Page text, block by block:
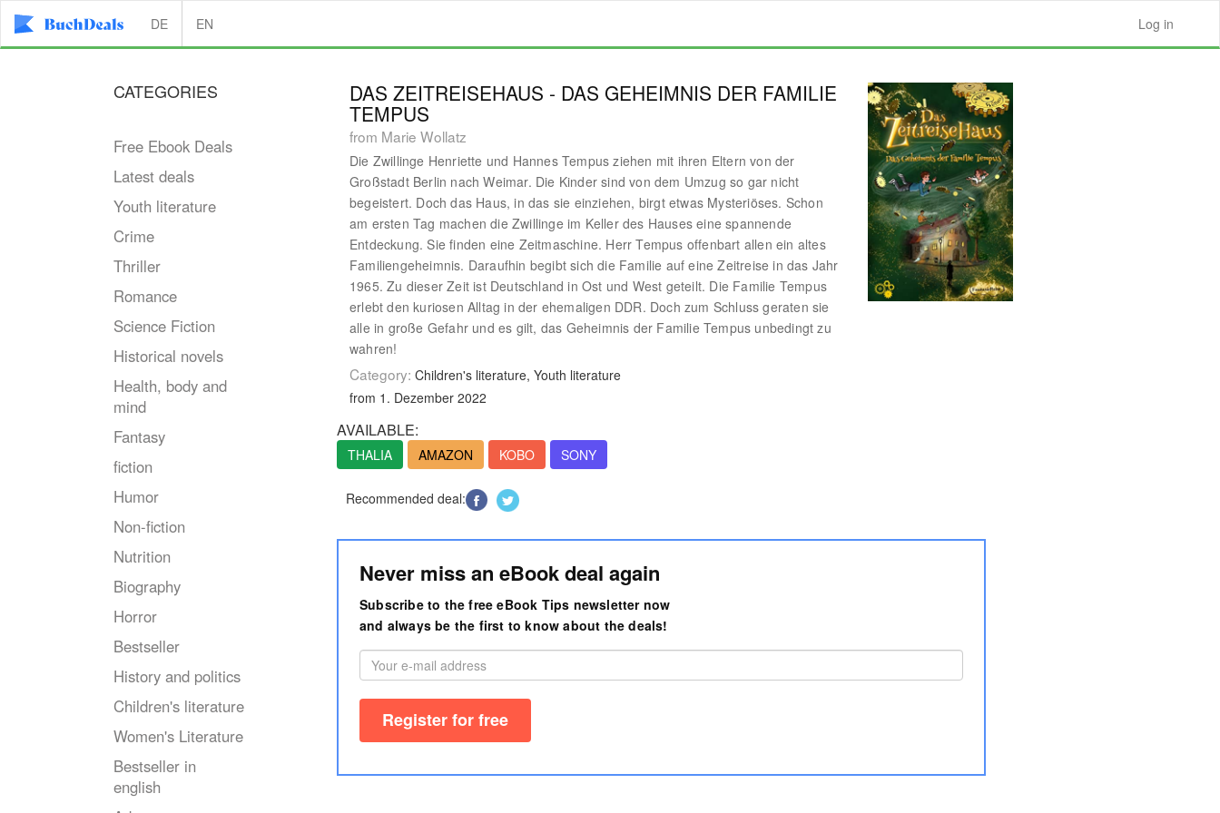
DE EN Log in
CATEGORIES
Free Ebook Deals
Latest deals
Youth literature
Crime
Thriller
Romance
Science Fiction
Historical novels
Health, body and
mind
Fantasy
fiction
Humor
Non-fiction
Nutrition
Biography
Horror
Bestseller
History and politics
Children's literature
Women's Literature
Bestseller in
english
DAS ZEITREISEHAUS - DAS GEHEIMNIS DER FAMILIE
TEMPUS
from Marie Wollatz
Die Zwillinge Henriette und Hannes Tempus ziehen mit ihren Eltern von der
Großstadt Berlin nach Weimar. Die Kinder sind von dem Umzug so gar nicht
begeistert. Doch das Haus, in das sie einziehen, birgt etwas Mysteriöses. Schon
am ersten Tag machen die Zwillinge im Keller des Hauses eine spannende
Entdeckung. Sie finden eine Zeitmaschine. Herr Tempus offenbart allen ein altes
Familiengeheimnis. Daraufhin begibt sich die Familie auf eine Zeitreise in das Jahr
1965. Zu dieser Zeit ist Deutschland in Ost und West geteilt. Die Familie Tempus
erlebt den kuriosen Alltag in der ehemaligen DDR. Doch zum Schluss geraten sie
alle in große Gefahr und es gilt, das Geheimnis der Familie Tempus unbedingt zu
wahren!
Category: Children's literature, Youth literature
from 1. Dezember 2022
AVAILABLE:
THALIA AMAZON KOBO SONY
Recommended deal:
Never miss an eBook deal again
Subscribe to the free eBook Tips newsletter now
and always be the first to know about the deals!